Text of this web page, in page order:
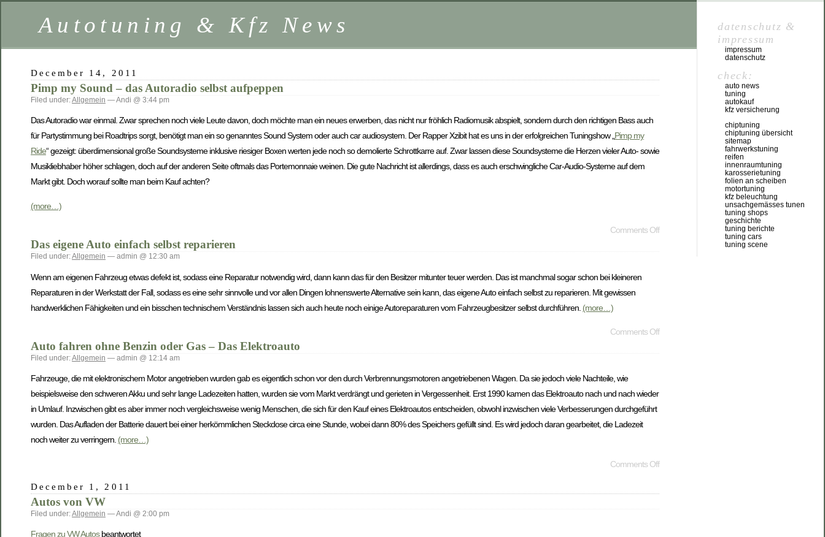
Autotuning & Kfz News
December 14, 2011
Pimp my Sound – das Autoradio selbst aufpeppen
Filed under:Allgemein — Andi @ 3:44 pm
Das Autoradio war einmal. Zwar sprechen noch viele Leute davon, doch möchte man ein neues erwerben, das nicht nur fröhlich Radiomusik abspielt, sondern durch den richtigen Bass auch
für Partystimmung bei Roadtrips sorgt, benötigt man ein so genanntes Sound System oder auch car audiosystem. Der RapperXzibithat es uns in der erfolgreichen Tuningshow „Pimp my
Ride“ gezeigt: überdimensional große Soundsysteme inklusive riesiger Boxen werten jede noch so demolierte Schrottkarre auf. Zwar lassen diese Soundsysteme die Herzen vieler Auto- sowie
Musikliebhaber höher schlagen, doch auf der anderen Seite oftmals das Portemonnaie weinen. Die gute Nachricht ist allerdings, dass es auch erschwingliche Car-Audio-Systeme auf dem
Markt gibt. Doch worauf sollte man beim Kauf achten?
(more…)
Comments Off
Das eigene Auto einfach selbst reparieren
Filed under:Allgemein — admin @ 12:30 am
Wenn am eigenen Fahrzeug etwas defekt ist, sodass eine Reparatur notwendig wird, dann kann das für den Besitzer mitunter teuer werden. Das ist manchmal sogar schon bei kleineren
Reparaturen in der Werkstatt der Fall, sodass es eine sehr sinnvolle und vor allen Dingen lohnenswerte Alternative sein kann, das eigene Auto einfach selbst zu reparieren. Mit gewissen
handwerklichen Fähigkeiten und ein bisschen technischem Verständnis lassen sich auch heute noch einige Autoreparaturen vom Fahrzeugbesitzer selbst durchführen. (more…)
Comments Off
Auto fahren ohne Benzin oder Gas – Das Elektroauto
Filed under:Allgemein — admin @ 12:14 am
Fahrzeuge, die mit elektronischem Motor angetrieben wurden gab es eigentlich schon vor den durch Verbrennungsmotoren angetriebenen Wagen. Da sie jedoch viele Nachteile, wie
beispielsweise den schweren Akku und sehr lange Ladezeiten hatten, wurden sie vom Markt verdrängt und gerieten in Vergessenheit. Erst 1990 kamen das Elektroauto nach und nach wieder
in Umlauf. Inzwischen gibt es aber immer noch vergleichsweise wenig Menschen, die sich für den Kauf eines Elektroautos entscheiden, obwohl inzwischen viele Verbesserungen durchgeführt
wurden. Das Aufladen der Batterie dauert bei einer herkömmlichen Steckdose circa eine Stunde, wobei dann 80% des Speichers gefüllt sind. Es wird jedoch daran gearbeitet, die Ladezeit
noch weiter zu verringern. (more…)
Comments Off
December 1, 2011
Autos von VW
Filed under:Allgemein — Andi @ 2:00 pm
Fragen zu VW Autosbeantwortet
datenschutz &
impressum
impressum
datenschutz
check:
auto news
tuning
autokauf
kfz versicherung
chiptuning
chiptuning übersicht
sitemap
fahrwerkstuning
reifen
innenraumtuning
karosserietuning
folien an scheiben
motortuning
kfz beleuchtung
unsachgemässes tunen
tuning shops
geschichte
tuning berichte
tuning cars
tuning scene